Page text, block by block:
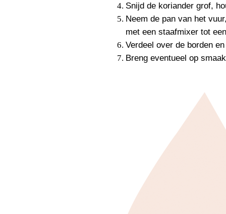
Snijd de koriander grof,
Neem de pan van het
met een staafmixer tot
Verdeel over de borden
Breng eventueel op